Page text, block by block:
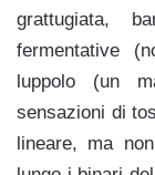
grattugiata,
fermentative
luppolo (un
sensazioni di
lineare, ma